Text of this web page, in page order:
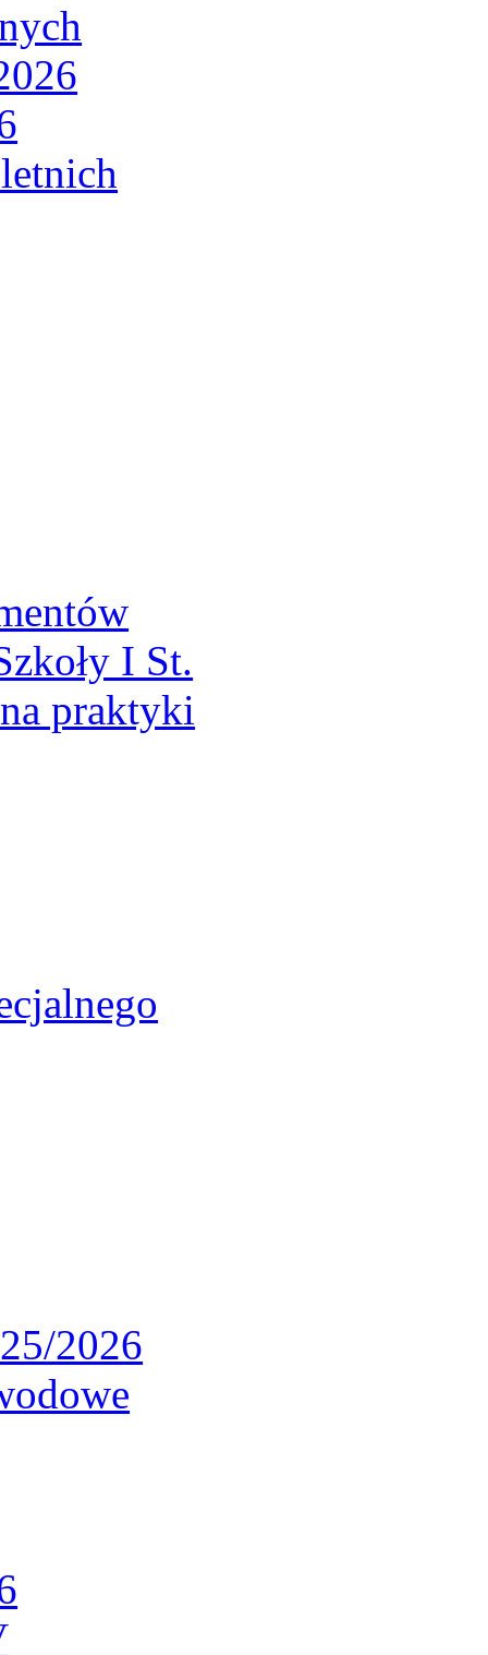
I St.
praktyki
2026